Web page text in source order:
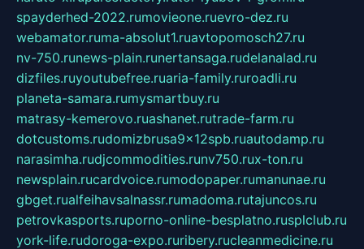
spayderhed-2022.rumovieone.ruevro-dez.ru
webamator.ruma-absolut1.ruavtopomosch27.ru
nv-750.runews-plain.runertansaga.rudelanalad.ru
dizfiles.ruyoutubefree.ruaria-family.ruroadli.ru
planeta-samara.rumysmartbuy.ru
matrasy-kemerovo.ruashanet.rutrade-farm.ru
dotcustoms.rudomizbrusa9x12spb.ruautodamp.ru
narasimha.rudjcommodities.runv750.rux-ton.ru
newsplain.rucardvoice.rumodopaper.rumanunae.ru
gbget.rualfeihavsalnassr.rumadoma.rutajuncos.ru
petrovkasports.ruporno-online-besplatno.rusplclub.ru
york-life.rudoroga-expo.ruribery.rucleanmedicine.ru